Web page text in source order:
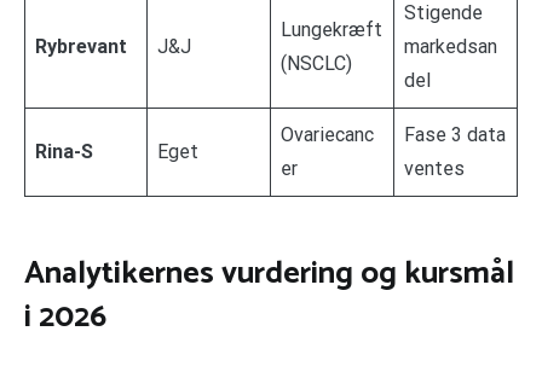
Rybrevant J&J
Lungekræft
(NSCLC)
Stigende
markedsan
del
Rina-S Eget
Ovariecanc
er
Fase 3 data
ventes
Analytikernes vurdering og kursmål
i 2026